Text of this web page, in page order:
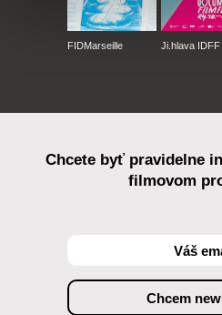
FIDMarseille Ji.hlava IDFF
Chcete byť pravidelne
filmovom